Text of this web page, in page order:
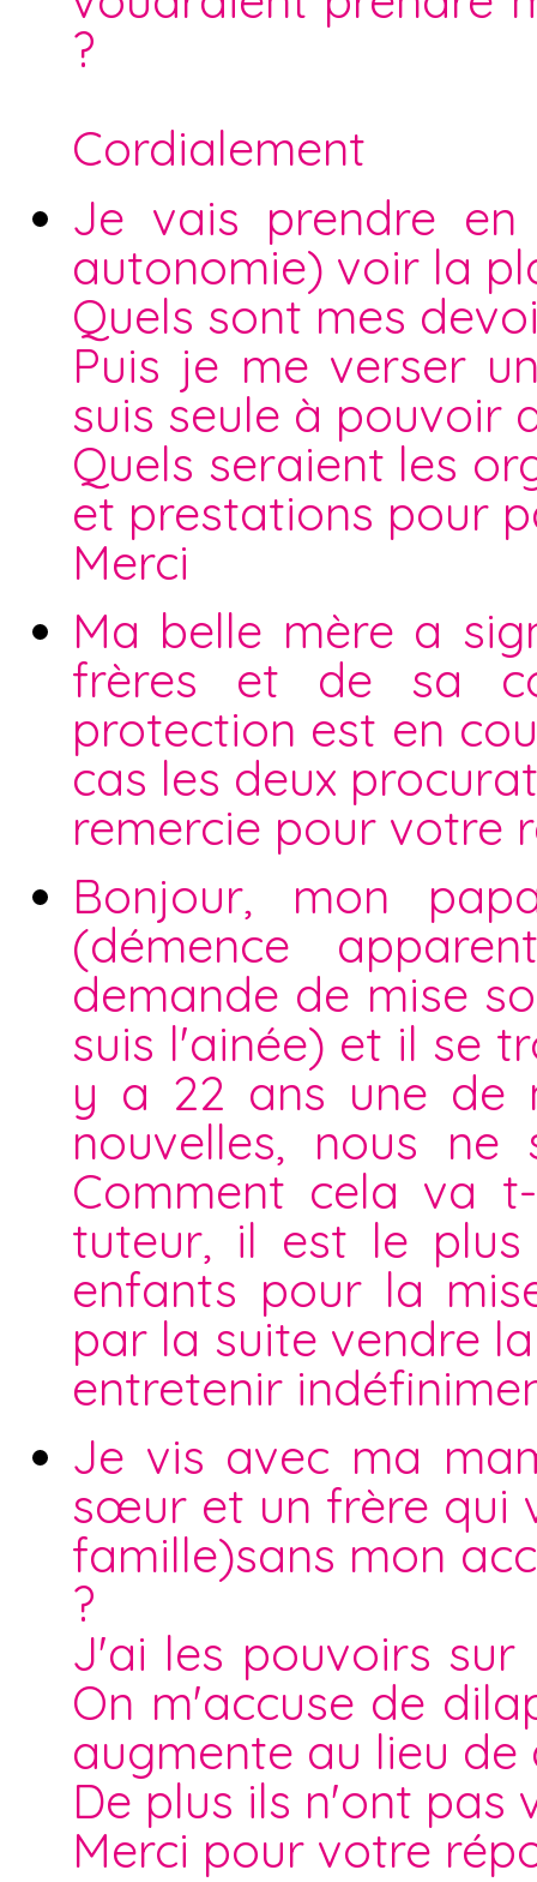
?
Cordialement
Je vais prendre
autonomie) voir la
Quels sont mes
Puis je me verser
suis seule à pouvoir
Quels seraient les
et prestations pour
Merci
Ma belle mère a
frères et de sa
protection est en
cas les deux
remercie pour votre
Bonjour, mon
(démence
demande de mise
suis l'ainée) et il se
y a 22 ans une de
nouvelles, nous
Comment cela va
tuteur, il est le
enfants pour la
par la suite vendre
entretenir
Je vis avec ma
sœur et un frère qui
famille)sans mon
?
J'ai les pouvoirs
On m'accuse de
augmente au lieu de
De plus ils n'ont pas
Merci pour votre